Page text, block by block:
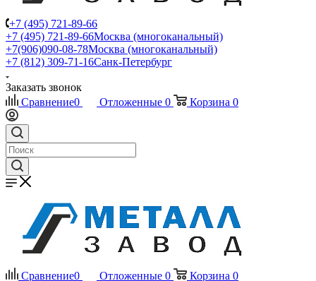
+7 (495) 721-89-66
+7 (495) 721-89-66Москва (многоканальный)
+7(906)090-08-78Москва (многоканальный)
+7 (812) 309-71-16Санк-Петербург
Заказать звонок
Сравнение0 Отложенные 0 Корзина 0
Сравнение0 Отложенные 0 Корзина 0